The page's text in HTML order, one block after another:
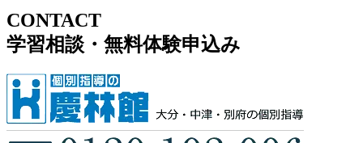
CONTACT
学習相談・無料体験申込み